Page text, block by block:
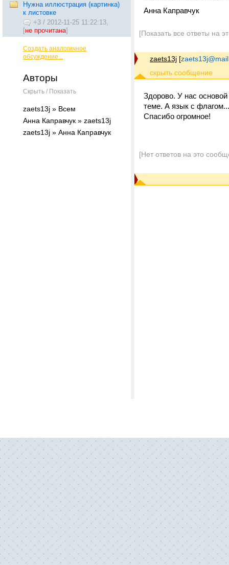
Нужна иллюстрация (картинка)
к листовке
+3 / 2012-11-25 11:22:13,
[не прочитана]
Создать аналогичное
обсуждение...
Авторы
Скрыть / Показать
zaets13j » Всем
Анна Каправчук » zaets13j
zaets13j » Анна Каправчук
Анна Каправчук
[Показать все ответы на
zaets13j [
Здорово. У нас основой
теме. А язык с
Спасибо огромное!
[Нет ответов на это